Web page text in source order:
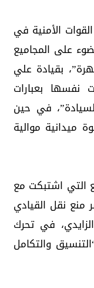
الأمنية في
على المجاميع
بقيادة علي
نفسها بعبارات
في حين
ميدانية موالية
التي اشتبكت مع
منع نقل القيادي
في تحرك
والتكامل